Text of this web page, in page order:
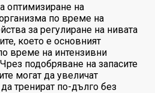
оптимизиране на
по време на
за регулиране на нивата
което е основният
време на интензивни
подобряване на запасите
могат да увеличат
тренират по-дълго без